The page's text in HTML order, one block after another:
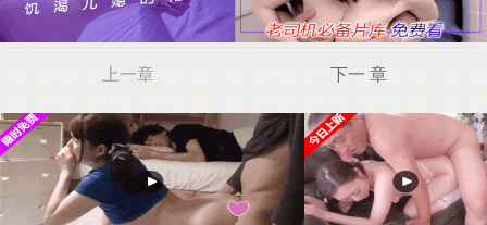
上一章 下一 章